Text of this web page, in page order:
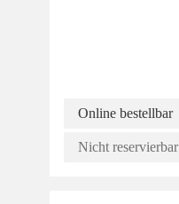
Online bestellbar
Nicht reservierbar